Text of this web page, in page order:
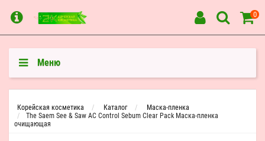
0
Меню
Корейская косметика Каталог
Маска-пленка
The Saem See & Saw AC Control Sebum Clear Pack Маска-пленка
очищающая